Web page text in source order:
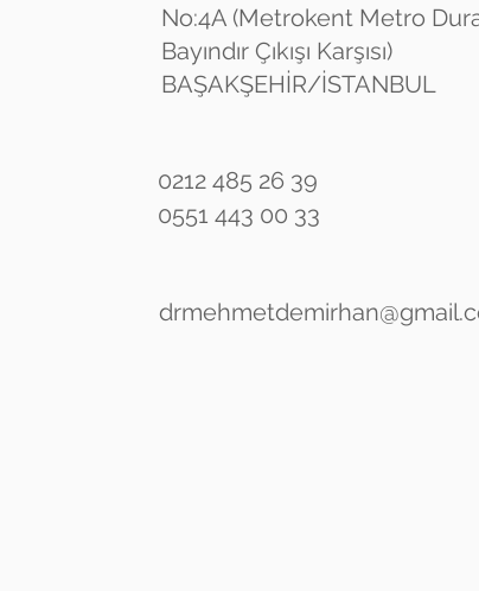
No:4A (Metrokent Metro
Bayındır Çıkışı Karşısı)
BAŞAKŞEHİR/İSTANBUL
0212 485 26 39
0551 443 00 33